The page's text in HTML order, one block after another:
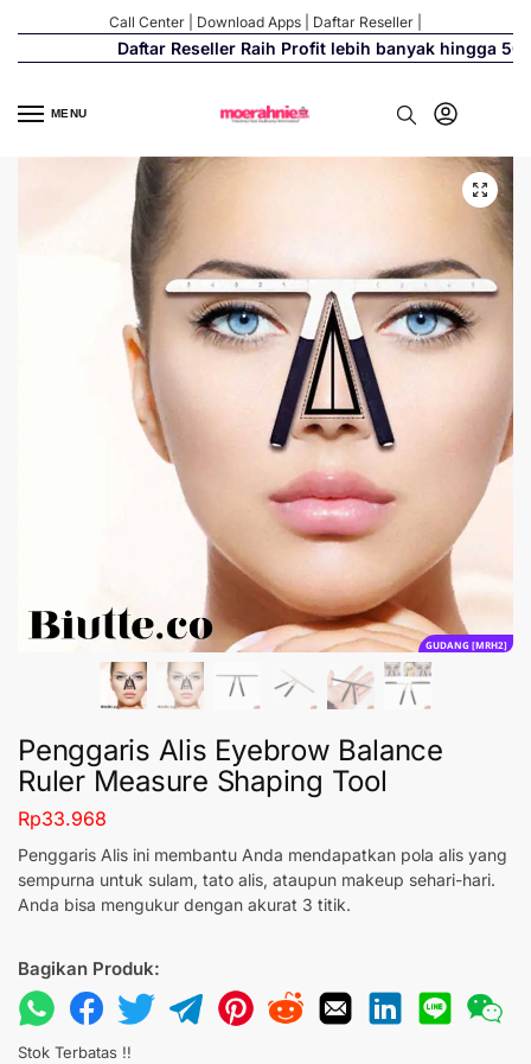
Call Center Download Apps Daftar Reseller
Daftar Reseller Raih Profit lebih banyak hingga 500%
MENU
GUDANG [MRH2]
Penggaris Alis Eyebrow Balance
Ruler Measure Shaping Tool
Rp33.968
Penggaris Alis ini membantu Anda mendapatkan pola alis yang
sempurna untuk sulam, tato alis, ataupun makeup sehari-hari.
Anda bisa mengukur dengan akurat 3 titik.
Bagikan Produk:
Stok Terbatas !!